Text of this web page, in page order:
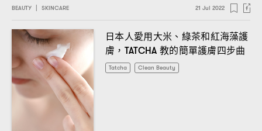
BEAUTY | SKINCARE 21 Jul 2022
日本人愛用大米、綠茶和紅海藻護
膚 ，TATCHA 教的簡單護膚四步曲
Tatcha Clean Beauty